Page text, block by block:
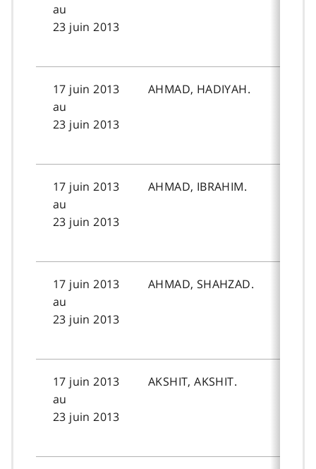
au
23 juin 2013
17 juin 2013
au
23 juin 2013
AHMAD, HADIYAH.
17 juin 2013
au
23 juin 2013
AHMAD, IBRAHIM.
17 juin 2013
au
23 juin 2013
AHMAD, SHAHZAD.
17 juin 2013
au
23 juin 2013
AKSHIT, AKSHIT.